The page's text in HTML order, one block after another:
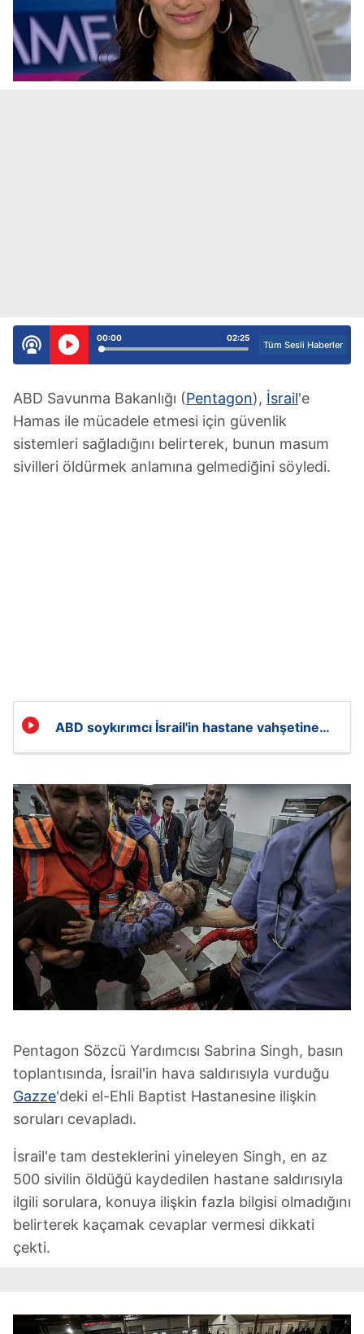
02:25
00:00
Tüm Sesli Haberler
ABD Savunma Bakanlığı (Pentagon), İsrail'e
Hamas ile mücadele etmesi için güvenlik
sistemleri sağladığını belirterek, bunun masum
sivilleri öldürmek anlamına gelmediğini söyledi.
ABD soykırımcı İsrail'in hastane vahşetine
Pentagon Sözcü Yardımcısı Sabrina Singh, basın
toplantısında, İsrail'in hava saldırısıyla vurduğu
Gazze'deki el-Ehli Baptist Hastanesine ilişkin
soruları cevapladı.
İsrail'e tam desteklerini yineleyen Singh, en az
500 sivilin öldüğü kaydedilen hastane saldırısıyla
ilgili sorulara, konuya ilişkin fazla bilgisi olmadığını
belirterek kaçamak cevaplar vermesi dikkati
çekti.